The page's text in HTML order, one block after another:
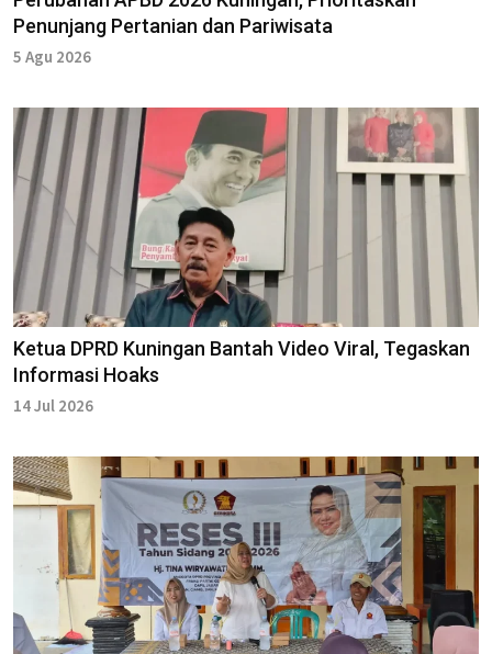
Penunjang Pertanian dan Pariwisata
5 Agu 2026
Ketua DPRD Kuningan Bantah Video Viral, Tegaskan
Informasi Hoaks
14 Jul 2026